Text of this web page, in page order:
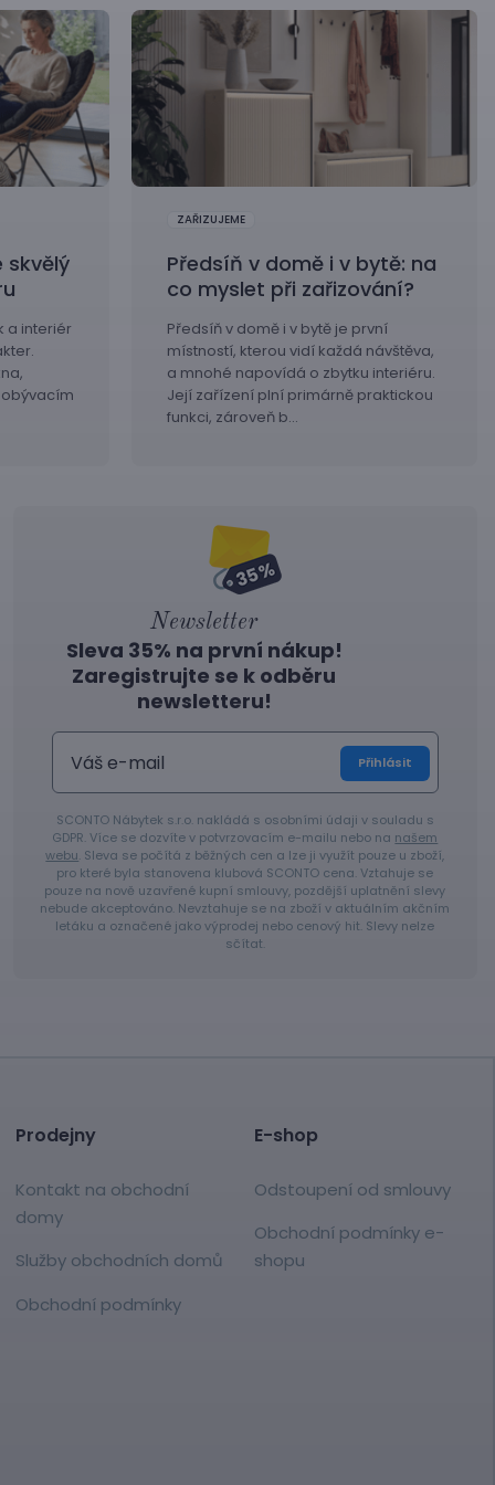
skvělý
a interiér
ZAŘIZUJEME
Předsíň v domě i v bytě: na
co myslet při zařizování?
Předsíň v domě i v bytě je první
místností, kterou vidí každá návštěva,
a mnohé napovídá o zbytku interiéru.
Její zařízení plní primárně praktickou
funkci, zároveň b…
Newsletter
Sleva 35% na první nákup!
Zaregistrujte se k odběru
newsletteru!
Přihlásit
SCONTO Nábytek s.r.o. nakládá s osobními údaji v souladu s
GDPR. Více se dozvíte v potvrzovacím e-mailu nebo na našem
webu. Sleva se počítá z běžných cen a lze ji využít pouze u zboží,
pro které byla stanovena klubová SCONTO cena. Vztahuje se
pouze na nově uzavřené kupní smlouvy, pozdější uplatnění slevy
nebude akceptováno. Nevztahuje se na zboží v aktuálním akčním
letáku a označené jako výprodej nebo cenový hit. Slevy nelze
sčítat.
Prodejny
Kontakt na obchodní
domy
Služby obchodních domů
Obchodní podmínky
E-shop
Odstoupení od smlouvy
Obchodní podmínky e-
shopu